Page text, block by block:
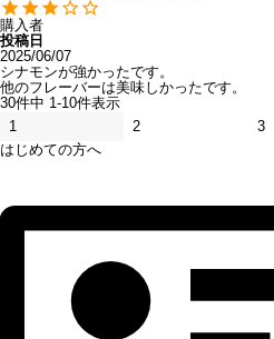
購入者
投稿日
2025/06/07
シナモンが強かったです。
他のフレーバーは美味しかったです。
30件中 1 -10件表示
1
2
3
はじめての方へ